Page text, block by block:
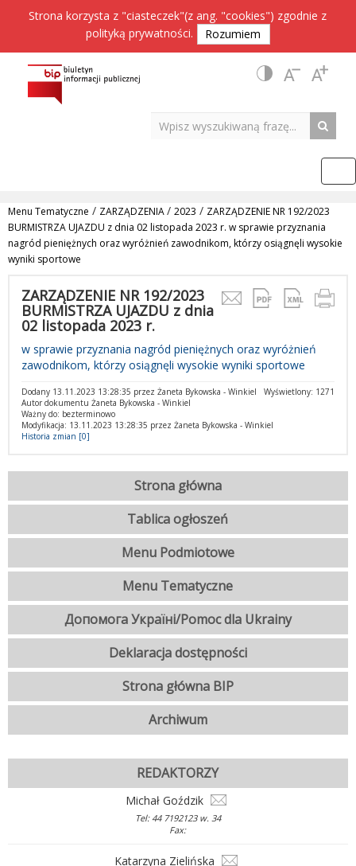
Strona korzysta z "ciasteczek"(z ang. "cookies") zgodnie z
polityką prywatności. Rozumiem
Menu Tematyczne / ZARZĄDZENIA/ 2023 / ZARZĄDZENIE NR 192/2023
BURMISTRZA UJAZDU z dnia 02 listopada 2023 r. w sprawie przyznania
nagród pieniężnych oraz wyróżnień zawodnikom, którzy osiągnęli wysokie
wyniki sportowe
ZARZĄDZENIE NR 192/2023
BURMISTRZA UJAZDU z dnia
02 listopada 2023 r.
w sprawie przyznania nagród pieniężnych oraz wyróżnień
zawodnikom, którzy osiągnęli wysokie wyniki sportowe
Wyświetlony: 1271
Dodany 13.11.2023 13:28:35 przez Żaneta Bykowska - Winkiel
Autor dokumentu Żaneta Bykowska - Winkiel
Ważny do: bezterminowo
Modyfikacja: 13.11.2023 13:28:35 przez Żaneta Bykowska - Winkiel
Historia zmian [0]
Strona główna
Tablica ogłoszeń
Menu Podmiotowe
Menu Tematyczne
Допомога Україні/Pomoc dla Ukrainy
Deklaracja dostępności
Strona główna BIP
Archiwum
REDAKTORZY
Michał Goździk
Tel: 44 7192123 w. 34
Fax:
Katarzyna Zielińska